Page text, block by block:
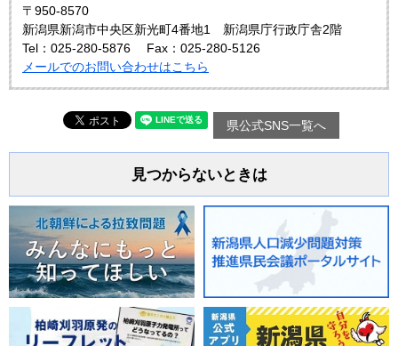
〒950-8570
新潟県新潟市中央区新光町4番地1 新潟県庁行政庁舎2階
Tel：025-280-5876
Fax：025-280-5126
メールでのお問い合わせはこちら
県公式SNS一覧へ
見つからないときは